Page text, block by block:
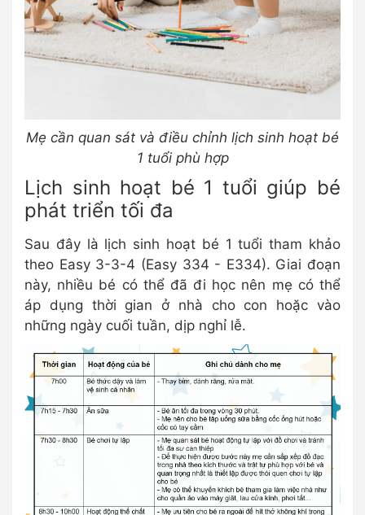
Mẹ cần quan sát và điều chỉnh lịch sinh hoạt bé
1 tuổi phù hợp
Lịch sinh hoạt bé 1 tuổi giúp bé
phát triển tối đa
Sau đây là lịch sinh hoạt bé 1 tuổi tham khảo
theo Easy 3-3-4 (Easy 334 - E334). Giai đoạn
này, nhiều bé có thể đã đi học nên mẹ có thể
áp dụng thời gian ở nhà cho con hoặc vào
những ngày cuối tuần, dịp nghỉ lễ.